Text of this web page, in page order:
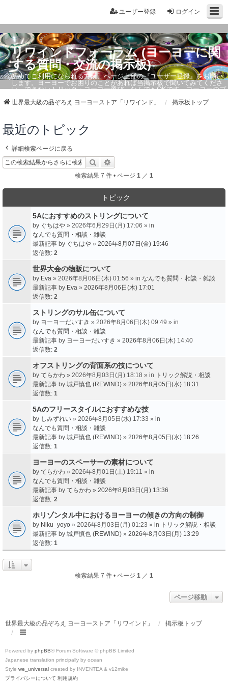
ログイン
ユーザー登録
リワインドフォーラム (ヨーヨーに関
する質問・交流の掲示板)
初めてご利用になられる方は、ページ上部の『ユーザー登録』をお願い
します。ヨーヨーでお困りのことがあれば当掲示板で聞いてみてくださ
い。できないトリック・ヨーヨー選び、なんでもOKです。ヨーヨーのプ
世界最大級の品ぞろえ ヨーヨーストア「リワインド」 掲示板トップ
最近のトピック
詳細検索ページに戻る
検索
検索結果 7 件 • ページ 1 ／ 1
トピック
5Aにおすすめのストリングについて
by ぐちはや » 2026年6月29日(月) 17:06 » in
なんでも質問・相談・雑談
最新記事 by ぐちはや » 2026年8月07日(金) 19:46
返信数: 2
世界大会の物販について
by Eva » 2026年8月06日(木) 01:56 » in なんでも質問・相談・雑談
最新記事 by Eva » 2026年8月06日(木) 17:01
返信数: 2
ストリングのサル缶について
by ヨーヨーだいすき » 2026年8月06日(木) 09:49 » in
なんでも質問・相談・雑談
最新記事 by ヨーヨーだいすき » 2026年8月06日(木) 14:40
返信数: 2
オフストリングの背面系の技について
by てらかわ » 2026年8月03日(月) 18:18 » in トリック解説・相談
最新記事 by 城戸慎也 (REWIND) » 2026年8月05日(水) 18:31
返信数: 1
5Aのフリースタイルにおすすめな技
by しみずれい » 2026年8月05日(水) 17:33 » in
なんでも質問・相談・雑談
最新記事 by 城戸慎也 (REWIND) » 2026年8月05日(水) 18:26
返信数: 1
ヨーヨーのスペーサーの素材について
by てらかわ » 2026年8月01日(土) 19:11 » in
なんでも質問・相談・雑談
最新記事 by てらかわ » 2026年8月03日(月) 13:36
返信数: 2
ホリゾンタル中におけるヨーヨーの傾きの方向の制御
by Niku_yoyo » 2026年8月03日(月) 01:23 » in トリック解説・相談
最新記事 by 城戸慎也 (REWIND) » 2026年8月03日(月) 13:29
返信数: 1
検索結果 7 件 • ページ 1 ／ 1
ページ移動
世界最大級の品ぞろえ ヨーヨーストア「リワインド」 掲示板トップ
Powered by phpBB® Forum Software © phpBB Limited
Japanese translation principally by ocean
Style we_universal created by INVENTEA & v12mike
プライバシーについて 利用規約